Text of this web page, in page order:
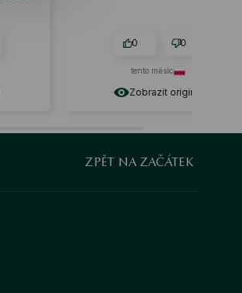
Zobrazit originál
0 0
tento měsíc
ZPĚT NA ZAČÁTEK